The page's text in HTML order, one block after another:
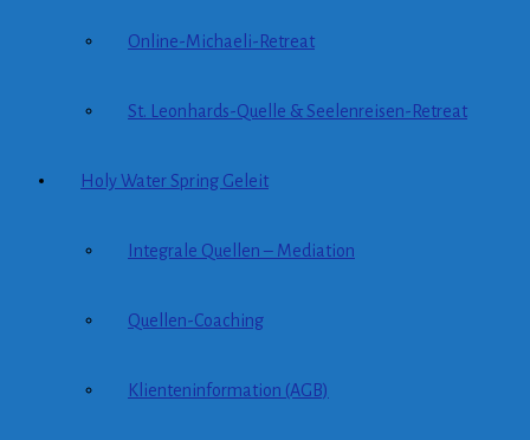
Online-Michaeli-Retreat
St. Leonhards-Quelle & Seelenreisen-Retreat
Holy Water Spring Geleit
Integrale Quellen – Mediation
Quellen-Coaching
Klienteninformation (AGB)